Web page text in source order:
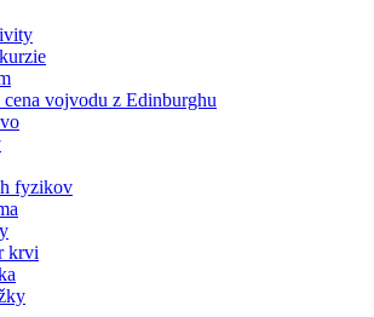
vojvodu z Edinburghu
fyzikov
krvi